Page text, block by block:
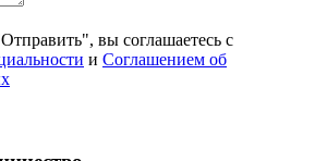
вы соглашаетесь с
и Соглашением об